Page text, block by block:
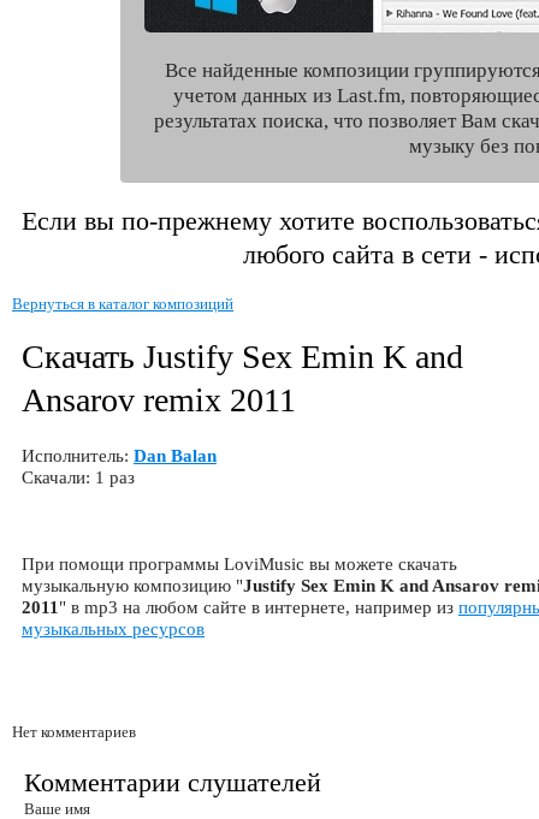
Все найденные композиции
учетом данных из Last.fm,
результатах поиска, что позволяет Вам
музыку без
Если вы по-прежнему хотите
любого сайта в сети -
Вернуться в каталог композиций
Скачать Justify Sex Emin K and
Ansarov remix 2011
Исполнитель: Dan Balan
Скачали: 1 раз
При помощи программы LoviMusic вы можете скачать
музыкальную композицию "Justify Sex Emin K and Ansarov
2011 " в mp3 на любом сайте в интернете, например из
музыкальных ресурсов
Нет комментариев
Комментарии слушателей
Ваше имя